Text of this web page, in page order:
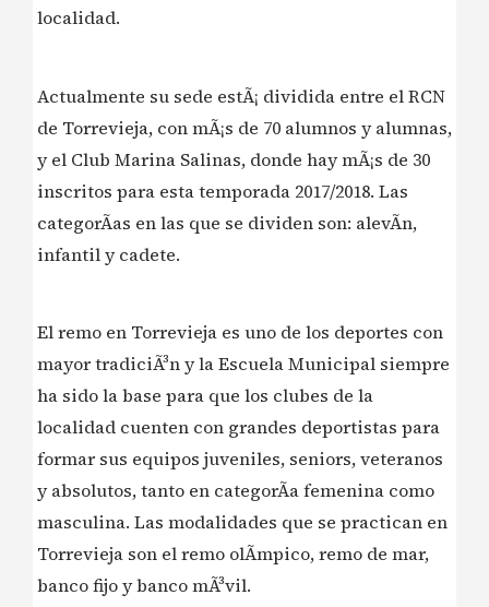
localidad.
Actualmente su sede estÃ¡ dividida entre el RCN
de Torrevieja, con mÃ¡s de 70 alumnos y alumnas,
y el Club Marina Salinas, donde hay mÃ¡s de 30
inscritos para esta temporada 2017/2018. Las
categorÃ­as en las que se dividen son: alevÃ­n,
infantil y cadete.
El remo en Torrevieja es uno de los deportes con
mayor tradiciÃ³n y la Escuela Municipal siempre
ha sido la base para que los clubes de la
localidad cuenten con grandes deportistas para
formar sus equipos juveniles, seniors, veteranos
y absolutos, tanto en categorÃ­a femenina como
masculina. Las modalidades que se practican en
Torrevieja son el remo olÃ­mpico, remo de mar,
banco fijo y banco mÃ³vil.